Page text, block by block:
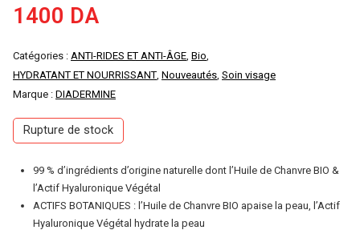
1400 DA
Catégories : ANTI-RIDES ET ANTI-ÂGE, Bio,
HYDRATANT ET NOURRISSANT, Nouveautés, Soin visage
Marque : DIADERMINE
Rupture de stock
99 % d’ingrédients d’origine naturelle dont l’Huile de Chanvre BIO &
l’Actif Hyaluronique Végétal
ACTIFS BOTANIQUES : l’Huile de Chanvre BIO apaise la peau, l’Actif
Hyaluronique Végétal hydrate la peau